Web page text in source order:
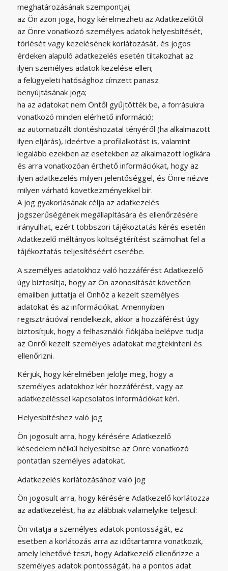
meghatározásának szempontjai;
az Ön azon joga, hogy kérelmezheti az Adatkezelőtől
az Önre vonatkozó személyes adatok helyesbítését,
törlését vagy kezelésének korlátozását, és jogos
érdeken alapuló adatkezelés esetén tiltakozhat az
ilyen személyes adatok kezelése ellen;
a felügyeleti hatósághoz címzett panasz
benyújtásának joga;
ha az adatokat nem Öntől gyűjtötték be, a forrásukra
vonatkozó minden elérhető információ;
az automatizált döntéshozatal tényéről (ha alkalmazott
ilyen eljárás), ideértve a profilalkotást is, valamint
legalább ezekben az esetekben az alkalmazott logikára
és arra vonatkozóan érthető információkat, hogy az
ilyen adatkezelés milyen jelentőséggel, és Önre nézve
milyen várható következményekkel bír.
A jog gyakorlásának célja az adatkezelés
jogszerűségének megállapítására és ellenőrzésére
irányulhat, ezért többszöri tájékoztatás kérés esetén
Adatkezelő méltányos költségtérítést számolhat fel a
tájékoztatás teljesítéséért cserébe.
A személyes adatokhoz való hozzáférést Adatkezelő
úgy biztosítja, hogy az Ön azonosítását követően
emailben juttatja el Önhöz a kezelt személyes
adatokat és az információkat. Amennyiben
regisztrációval rendelkezik, akkor a hozzáférést úgy
biztosítjuk, hogy a felhasználói fiókjába belépve tudja
az Önről kezelt személyes adatokat megtekinteni és
ellenőrizni.
Kérjük, hogy kérelmében jelölje meg, hogy a
személyes adatokhoz kér hozzáférést, vagy az
adatkezeléssel kapcsolatos információkat kéri.
Helyesbítéshez való jog
Ön jogosult arra, hogy kérésére Adatkezelő
késedelem nélkül helyesbítse az Önre vonatkozó
pontatlan személyes adatokat.
Adatkezelés korlátozásához való jog
Ön jogosult arra, hogy kérésére Adatkezelő korlátozza
az adatkezelést, ha az alábbiak valamelyike teljesül:
Ön vitatja a személyes adatok pontosságát, ez
esetben a korlátozás arra az időtartamra vonatkozik,
amely lehetővé teszi, hogy Adatkezelő ellenőrizze a
személyes adatok pontosságát, ha a pontos adat